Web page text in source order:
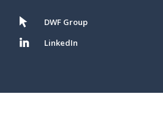
DWF Group
LinkedIn